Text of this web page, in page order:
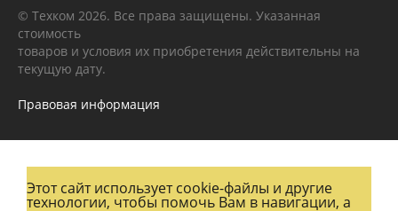
© Техком 2026. Все права защищены. Указанная
стоимость
товаров и условия их приобретения действительны на
текущую дату.
Правовая информация
Этот сайт использует cookie-файлы и другие
технологии, чтобы помочь Вам в навигации, а